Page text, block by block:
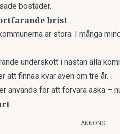
bostäder.
brist
är stora. I många
underskott i nästan alla
att finnas kvar även om tre år.
används för att förvara aska –
ANNONS